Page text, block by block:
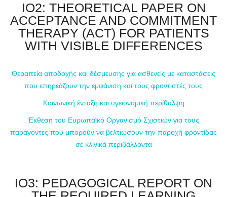
IO2: THEORETICAL PAPER ON
ACCEPTANCE AND COMMITMENT
THERAPY (ACT) FOR PATIENTS
WITH VISIBLE DIFFERENCES
Θεραπεία αποδοχής και δέσμευσης για ασθενείς με καταστάσεις
που επηρεάζουν την εμφάνιση και τους φροντιστές τους
Κοινωνική ένταξη και υγειονομική περίθαλψη
Έκθεση του Ευρωπαϊκό Οργανισμό Σχιστιών για τους
παράγοντες που μπορούν να βελτιώσουν την παροχή φροντίδας
σε κλινικά περιβάλλοντα
IO3: PEDAGOGICAL REPORT ON